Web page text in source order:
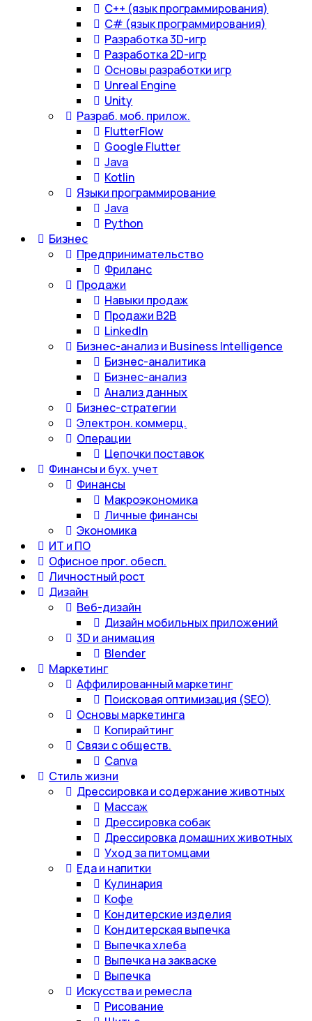
С++ (язык программирования)
С# (язык программирования)
Разработка 3D-игр
Разработка 2D-игр
Основы разработки игр
Unreal Engine
Unity
Разраб. моб. прилож.
FlutterFlow
Google Flutter
Java
Kotlin
Языки программирование
Java
Python
Бизнес
Предпринимательство
Фриланс
Продажи
Навыки продаж
Продажи B2B
LinkedIn
Бизнес-анализ и Business Intelligence
Бизнес-аналитика
Бизнес-анализ
Анализ данных
Бизнес-стратегии
Электрон. коммерц.
Операции
Цепочки поставок
Финансы и бух. учет
Финансы
Макроэкономика
Личные финансы
Экономика
ИТ и ПО
Офисное прог. обесп.
Личностный рост
Дизайн
Веб-дизайн
Дизайн мобильных приложений
3D и анимация
Blender
Маркетинг
Аффилированный маркетинг
Поисковая оптимизация (SEO)
Основы маркетинга
Копирайтинг
Связи с обществ.
Canva
Стиль жизни
Дрессировка и содержание животных
Массаж
Дрессировка собак
Дрессировка домашних животных
Уход за питомцами
Еда и напитки
Кулинария
Кофе
Кондитерские изделия
Кондитерская выпечка
Выпечка хлеба
Выпечка на закваске
Выпечка
Искусства и ремесла
Рисование